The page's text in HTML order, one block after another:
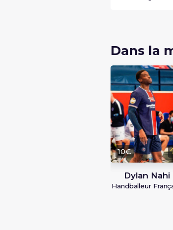
Dans la
10€
Dylan Nahi
Handballeur